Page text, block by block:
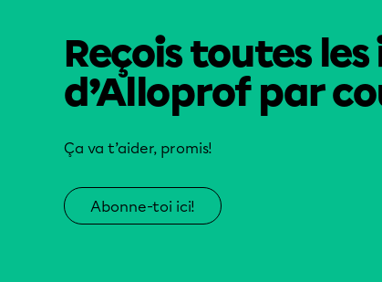
Reçois toutes
d’Alloprof par
Ça va t’aider, promis!
Abonne-toi ici!